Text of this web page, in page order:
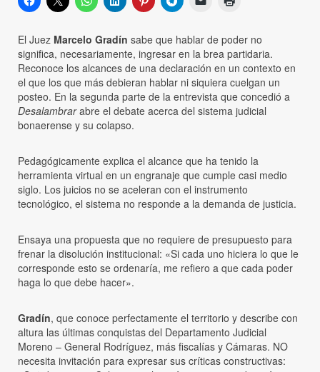
El Juez Marcelo Gradín sabe que hablar de poder no
significa, necesariamente, ingresar en la brea partidaria.
Reconoce los alcances de una declaración en un contexto en
el que los que más debieran hablar ni siquiera cuelgan un
posteo. En la segunda parte de la entrevista que concedió a
Desalambrarabre el debate acerca del sistema judicial
bonaerense y su colapso.
Pedagógicamente explica el alcance que ha tenido la
herramienta virtual en un engranaje que cumple casi medio
siglo. Los juicios no se aceleran con el instrumento
tecnológico, el sistema no responde a la demanda de justicia.
Ensaya una propuesta que no requiere de presupuesto para
frenar la disolución institucional: «Si cada uno hiciera lo que le
corresponde esto se ordenaría, me refiero a que cada poder
haga lo que debe hacer».
Gradín, que conoce perfectamente el territorio y describe con
altura las últimas conquistas del Departamento Judicial
Moreno – General Rodríguez, más fiscalías y Cámaras. NO
necesita invitación para expresar sus críticas constructivas: